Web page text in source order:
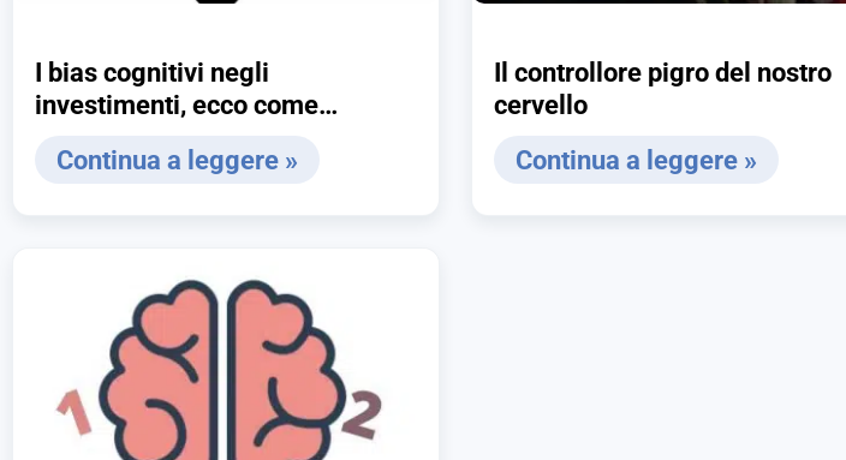
I bias cognitivi negli
investimenti, ecco come
Continua a leggere »
Il controllore pigro del nostro
cervello
Continua a leggere »